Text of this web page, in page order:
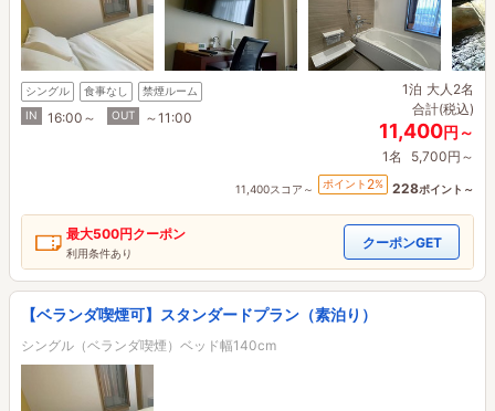
シングル 食事なし
禁煙ルーム
IN
16:00～ OUT ～11:00
1泊 大人2名
合計(税込)
11,400円～
1名 5,700円～
11,400スコア～ ポイント 2% 228ポイント～
最大500円クーポン
利用条件あり
クーポンGET
【ベランダ喫煙可】スタンダードプラン（素泊り）
シングル（ベランダ喫煙）ベッド幅140cm